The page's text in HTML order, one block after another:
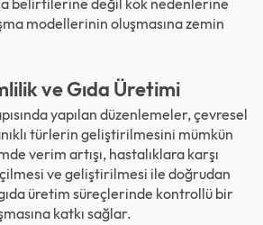
modellerinin oluşmasına zemin
ve Gıda Üretimi
yapılan düzenlemeler, çevresel
türlerin geliştirilmesini mümkün
verim artışı, hastalıklara karşı
ve geliştirilmesi ile doğrudan
üretim süreçlerinde kontrollü bir
katkı sağlar.